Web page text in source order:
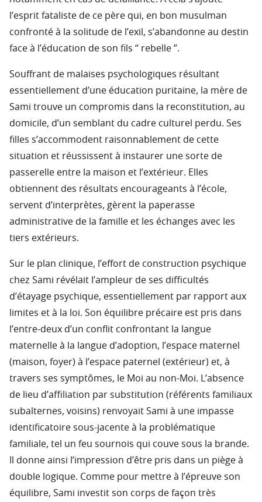
l’esprit fataliste de ce père qui, en bon musulman
confronté à la solitude de l’exil, s’abandonne au destin
face à l’éducation de son fils “ rebelle ”.
Souffrant de malaises psychologiques résultant
essentiellement d’une éducation puritaine, la mère de
Sami trouve un compromis dans la reconstitution, au
domicile, d’un semblant du cadre culturel perdu. Ses
filles s’accommodent raisonnablement de cette
situation et réussissent à instaurer une sorte de
passerelle entre la maison et l’extérieur. Elles
obtiennent des résultats encourageants à l’école,
servent d’interprètes, gèrent la paperasse
administrative de la famille et les échanges avec les
tiers extérieurs.
Sur le plan clinique, l’effort de construction psychique
chez Sami révélait l’ampleur de ses difficultés
d’étayage psychique, essentiellement par rapport aux
limites et à la loi. Son équilibre précaire est pris dans
l’entre-deux d’un conflit confrontant la langue
maternelle à la langue d’adoption, l’espace maternel
(maison, foyer) à l’espace paternel (extérieur) et, à
travers ses symptômes, le Moi au non-Moi. L’absence
de lieu d’affiliation par substitution (référents familiaux
subalternes, voisins) renvoyait Sami à une impasse
identificatoire sous-jacente à la problématique
familiale, tel un feu sournois qui couve sous la brande.
Il donne ainsi l’impression d’être pris dans un piège à
double logique. Comme pour mettre à l’épreuve son
équilibre, Sami investit son corps de façon très